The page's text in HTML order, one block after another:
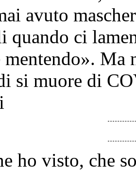
avuto
ci
mentendo».
si muore di
ho visto, che